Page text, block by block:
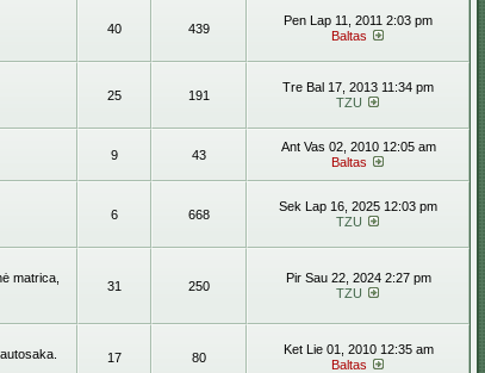
40 439
Pen Lap 11, 2011 2:03 pm
Baltas
25 191
Tre Bal 17, 2013 11:34 pm
TZU
9 43
Ant Vas 02, 2010 12:05 am
Baltas
6 668
Sek Lap 16, 2025 12:03 pm
TZU
matrica,
31 250
Pir Sau 22, 2024 2:27 pm
TZU
17 80
Ket Lie 01, 2010 12:35 am
Baltas